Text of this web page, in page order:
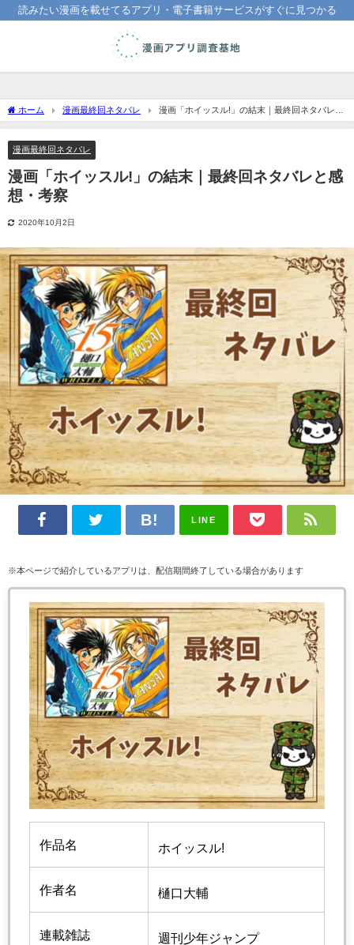
読みたい漫画を載せてるアプリ・電子書籍サービスがすぐに見つかる
ホーム 漫画最終回ネタバレ
漫画「ホイッスル!」の結末｜最終回ネタバレと
感想・考察
漫画最終回ネタバレ
漫画「ホイッスル!」の結末｜最終回ネタバレと感
想・考察
2020年10月2日
LINE
※本ページで紹介しているアプリは、配信期間終了している場合があります
作品名 ホイッスル!
作者名 樋口大輔
連載雑誌 週刊少年ジャンプ